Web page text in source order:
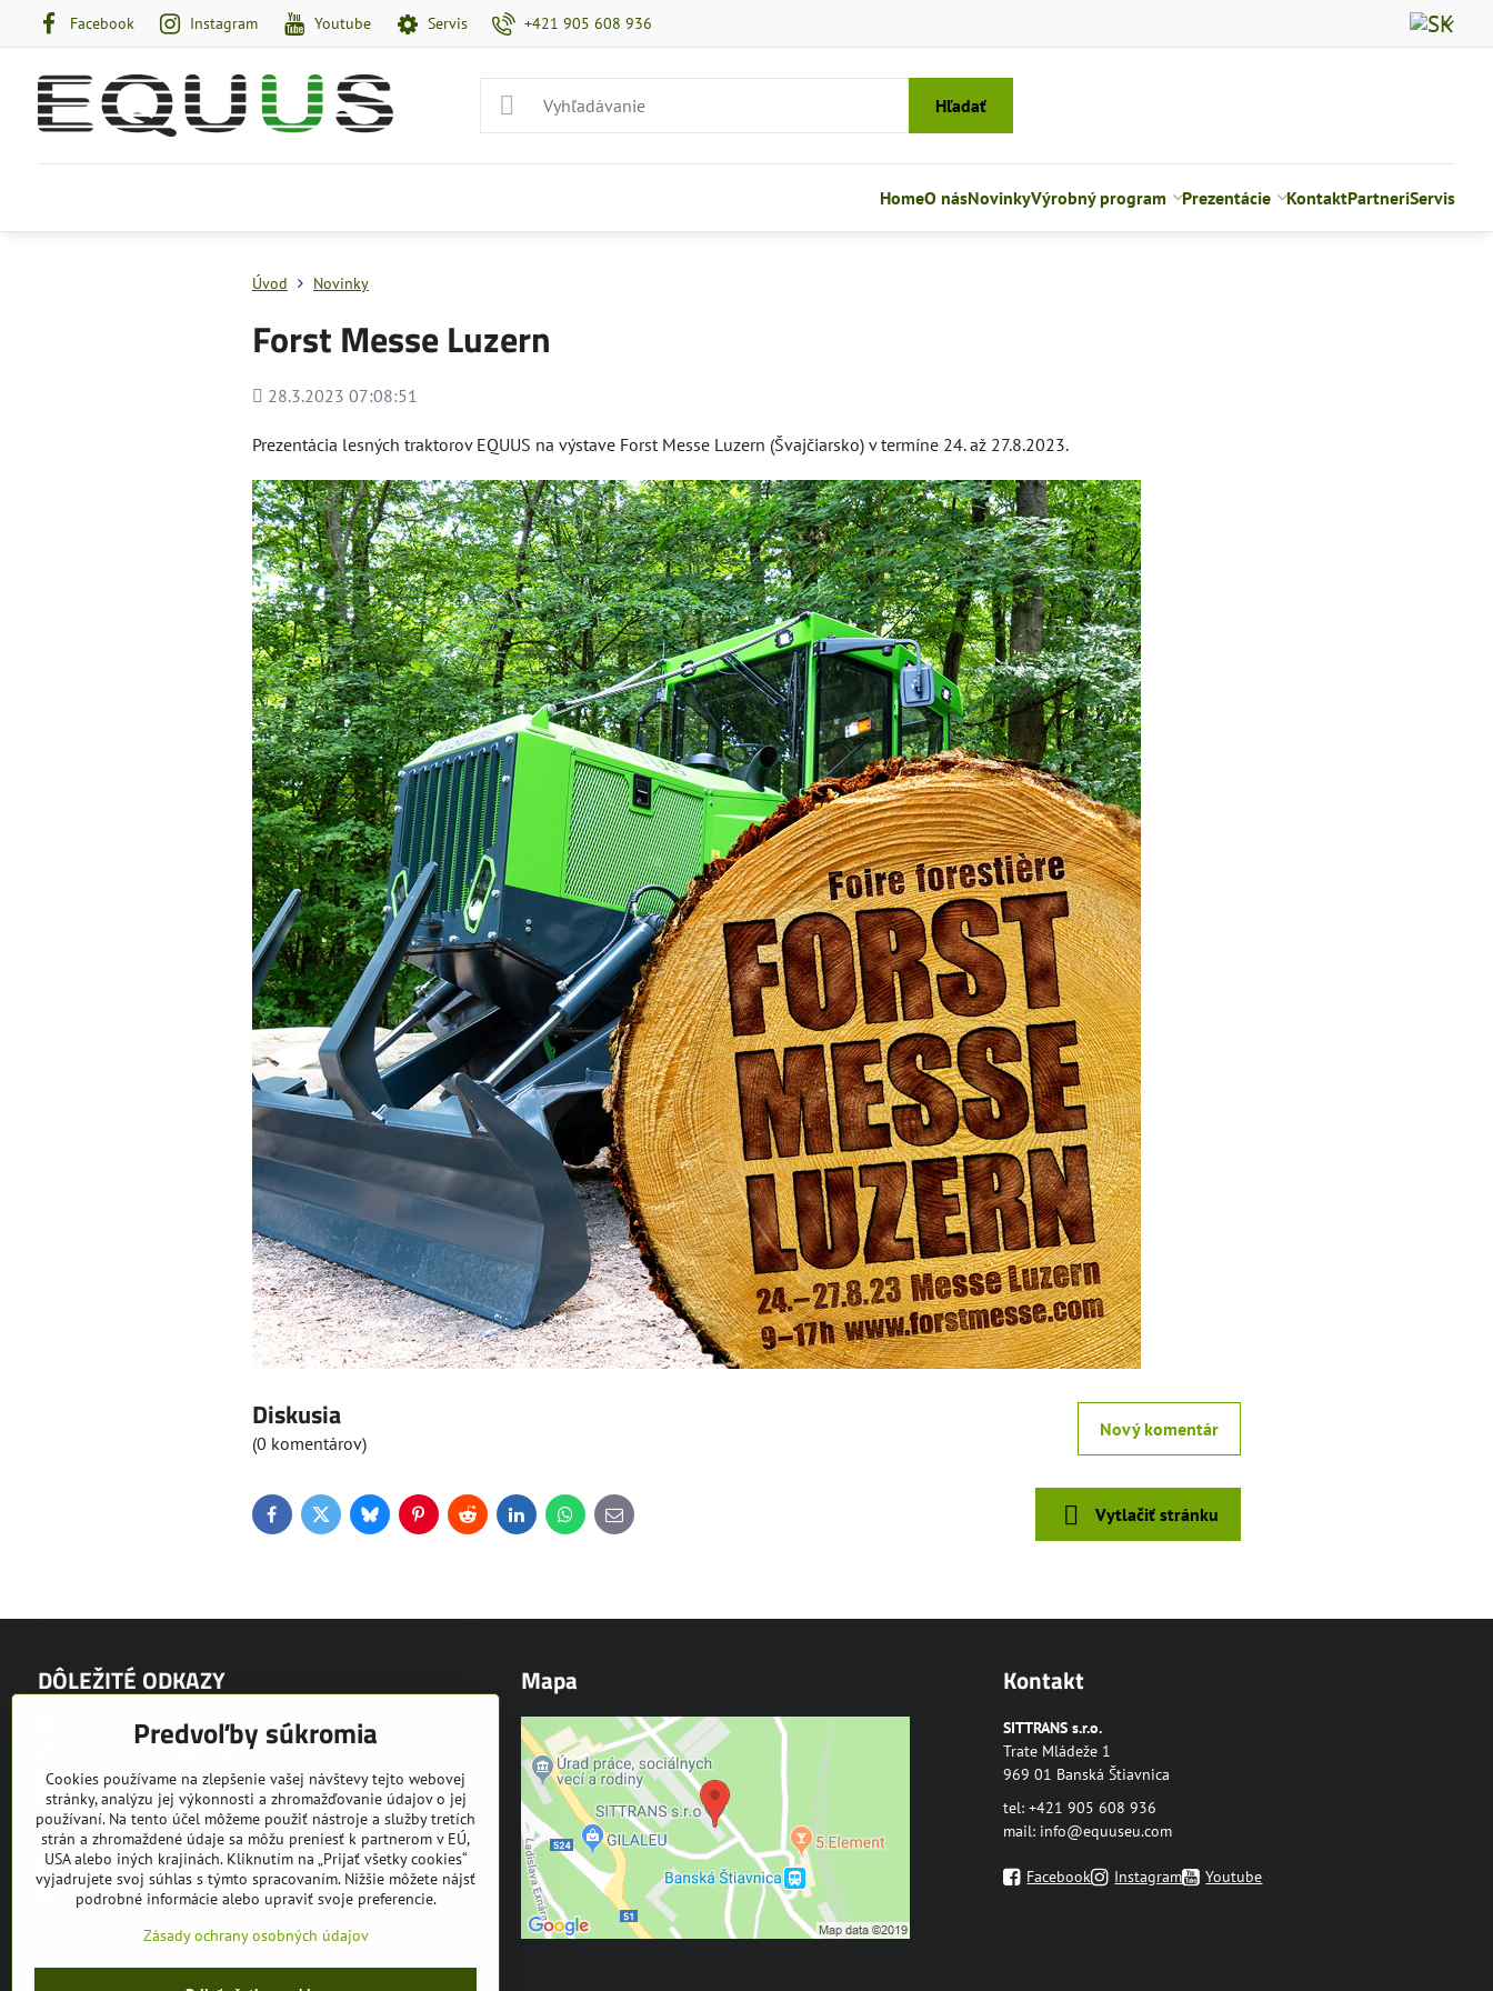
Facebook Instagram Youtube Servis +421 905 608 936
Hľadať
HomeO násNovinkyVýrobný program Prezentácie KontaktPartneriServis
Úvod Novinky
Forst Messe Luzern
Pridané
28.3.2023 07:08:51
Prezentácia lesných traktorov EQUUS na výstave Forst Messe Luzern (Švajčiarsko) v termíne 24. až 27.8.2023.
Diskusia
(0 komentárov)
Nový komentár
FacebookTwitterBlueskyPinterestRedditLinkedInWhatsApp
E-
mail
Vytlačiť stránku
DÔLEŽITÉ ODKAZY
Výrobný program EQUUS
Video prezentácie
Fotogaléria
Partneri
Bazár
Ochrana osobných údajov
Kariéra
Mapa Kontakt
SITTRANS s.r.o.
Trate Mládeže 1
969 01 Banská Štiavnica
tel: +421 905 608 936
mail: info@equuseu.com
Facebook Instagram Youtube
Predvoľby súkromia
Cookies používame na zlepšenie vašej návštevy tejto webovej
stránky, analýzu jej výkonnosti a zhromažďovanie údajov o jej
používaní. Na tento účel môžeme použiť nástroje a služby tretích
strán a zhromaždené údaje sa môžu preniesť k partnerom v EÚ,
USA alebo iných krajinách. Kliknutím na „Prijať všetky cookies“
vyjadrujete svoj súhlas s týmto spracovaním. Nižšie môžete nájsť
podrobné informácie alebo upraviť svoje preferencie.
Zásady ochrany osobných údajov